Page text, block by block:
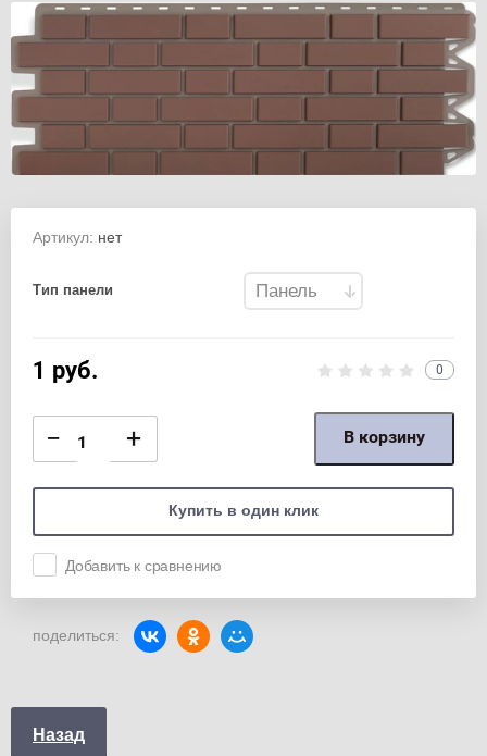
Артикул: нет
Тип панели
1 руб. 0
− + В корзину
Купить в один клик
Добавить к сравнению
поделиться:
Назад